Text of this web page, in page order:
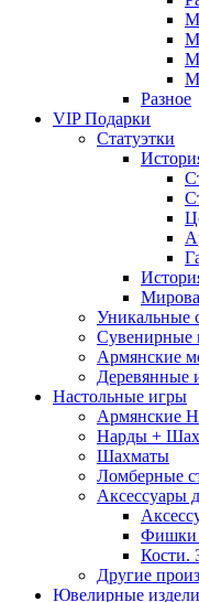
Разное
VIP Подарки
Статуэтки
Уникальные
Сувенирные
Армянские
Деревянные
Настольные игры
Армянские
Нарды +
Шахматы
Ломберные
Аксессуары
Фишки
Кости.
Другие
Ювелирные